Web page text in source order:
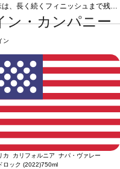
ン・カンパニー
ワインのブレンドに触発され、1990年代
。その後、ワインメーカーのジェン・ベ
、熟した果実味と芳醇な口当たりを生み
畑の多くは、禁酒法時代から受け継がれ
のファミリーである栽培家たちは重要な
一畑を持っていません。ブレンドに使用
小規模生産者に依頼しています。ブラン
ており、100の生産者とのネットワークは
、長く続くフィニッシュまで残
ド 8.3%、マルベック 4.2%
ン
カ カリフォルニア ナパ・ヴァレー
ロック (2022)750ml